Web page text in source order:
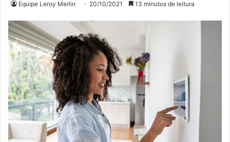
Equipe Leroy Merlin 20/10/2021 13 minutos de leitura